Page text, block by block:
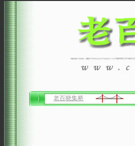
老百晓集桥